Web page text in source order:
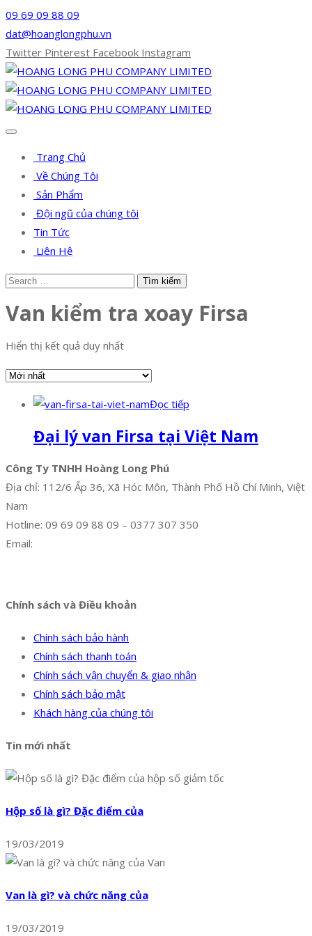
09 69 09 88 09
dat@hoanglongphu.vn
Twitter Pinterest Facebook Instagram
Trang Chủ
Về Chúng Tôi
Sản Phẩm
Đội ngũ của chúng tôi
Tin Tức
Liên Hệ
Van kiểm tra xoay Firsa
Hiển thị kết quả duy nhất
Đọc tiếp
Đại lý van Firsa tại Việt Nam
Công Ty TNHH Hoàng Long Phú
Địa chỉ: 112/6 Ấp 36, Xã Hóc Môn, Thành Phố Hồ Chí Minh, Việt
Nam
Hotline: 09 69 09 88 09 – 0377 307 350
Email:
Chính sách và Điều khoản
Chính sách bảo hành
Chính sách thanh toán
Chính sách vận chuyển & giao nhận
Chính sách bảo mật
Khách hàng của chúng tôi
Tin mới nhất
Hộp số là gì? Đặc điểm của
19/03/2019
Van là gì? và chức năng của
19/03/2019